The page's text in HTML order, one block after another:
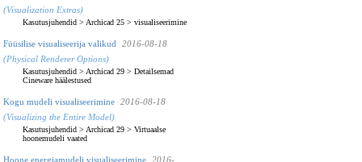
(Visualization Extras)
Kasutusjuhendid > Archicad 25 > visualiseerimine
Füüsilise visualiseerija valikud
2016-08-18
(Physical Renderer Options)
Kasutusjuhendid > Archicad 29 > Detailsemad
Cineware häälestused
Kogu mudeli visualiseerimine
2016-08-18
(Visualizing the Entire Model)
Kasutusjuhendid > Archicad 29 > Virtuaalse
hoonemudeli vaated
Hoone energiamudeli visualiseerimine
2016-